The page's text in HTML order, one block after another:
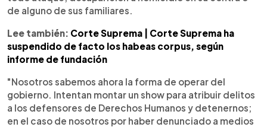
de alguno de sus familiares.
Lee también: Corte Suprema | Corte Suprema ha
suspendido de facto los habeas corpus, según
informe de fundación
"Nosotros sabemos ahora la forma de operar del
gobierno. Intentan montar un show para atribuir delitos
a los defensores de Derechos Humanos y detenernos;
en el caso de nosotros por haber denunciado a medios